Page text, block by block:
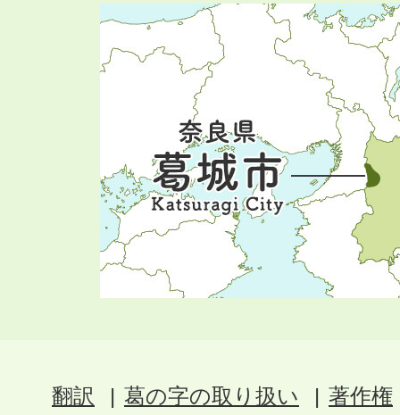
翻訳 葛の字の取り扱い
著作権